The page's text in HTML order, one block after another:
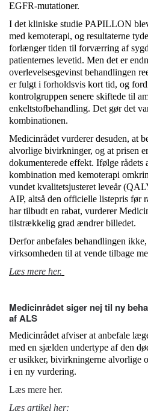
EGFR-mutationer.
I det kliniske studie PAPILLON
med kemoterapi, og resultaterne
forlænger tiden til forværring af
patienternes levetid. Men det er
overlevelsesgevinst behandlingen
er fulgt i forholdsvis kort tid, og
kontrolgruppen senere skiftede til
enkeltstofbehandling. Det gør det
kombinationen.
Medicinrådet vurderer desuden, at
alvorlige bivirkninger, og at prisen
dokumenterede effekt. Ifølge rådets
kombination med kemoterapi
vundet kvalitetsjusteret leveår
AIP, altså den officielle listepris før
har tilbudt en rabat, vurderer
tilstrækkelig grad ændrer billedet.
Derfor anbefales behandlingen
virksomheden til at vende tilbage
Læs mere her.
Medicinrådet siger nej til ny
af ALS
Medicinrådet afviser at anbefale
med en sjælden undertype af den
er usikker, bivirkningerne alvorlige
i en ny vurdering.
Læs mere her.
Læs artikel her: